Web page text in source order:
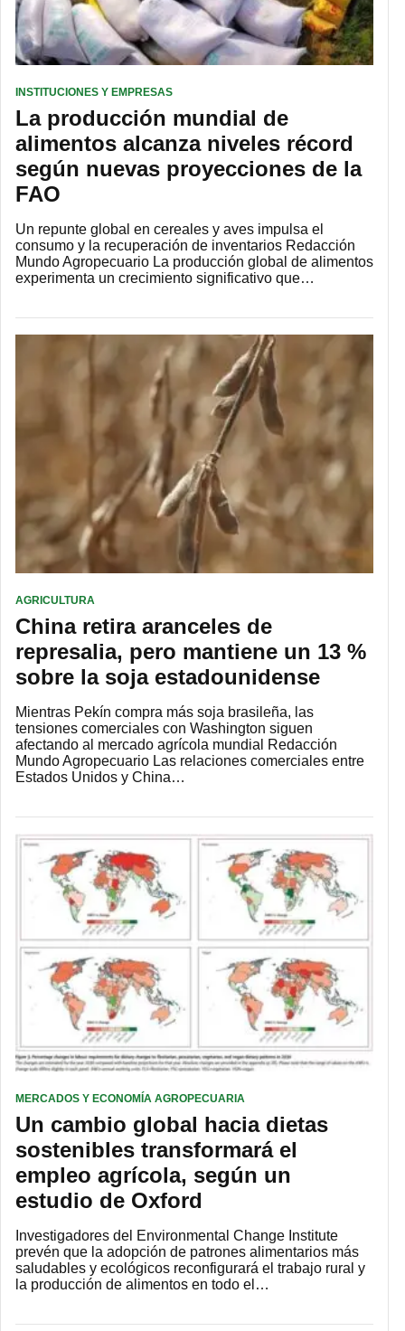
INSTITUCIONES Y EMPRESAS
La producción mundial de
alimentos alcanza niveles récord
según nuevas proyecciones de la
FAO
Un repunte global en cereales y aves impulsa el
consumo y la recuperación de inventarios Redacción
Mundo Agropecuario La producción global de alimentos
experimenta un crecimiento significativo que…
AGRICULTURA
China retira aranceles de
represalia, pero mantiene un 13 %
sobre la soja estadounidense
Mientras Pekín compra más soja brasileña, las
tensiones comerciales con Washington siguen
afectando al mercado agrícola mundial Redacción
Mundo Agropecuario Las relaciones comerciales entre
Estados Unidos y China…
MERCADOS Y ECONOMÍA AGROPECUARIA
Un cambio global hacia dietas
sostenibles transformará el
empleo agrícola, según un
estudio de Oxford
Investigadores del Environmental Change Institute
prevén que la adopción de patrones alimentarios más
saludables y ecológicos reconfigurará el trabajo rural y
la producción de alimentos en todo el…